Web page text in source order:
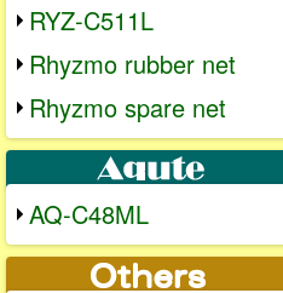
RYZ-C511L
Rhyzmo rubber net
Rhyzmo spare net
AQ-C48ML